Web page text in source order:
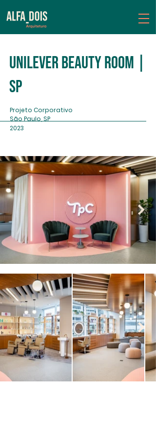
Unilever Beauty Room |
SP
Projeto Corporativo
São Paulo, SP
2023